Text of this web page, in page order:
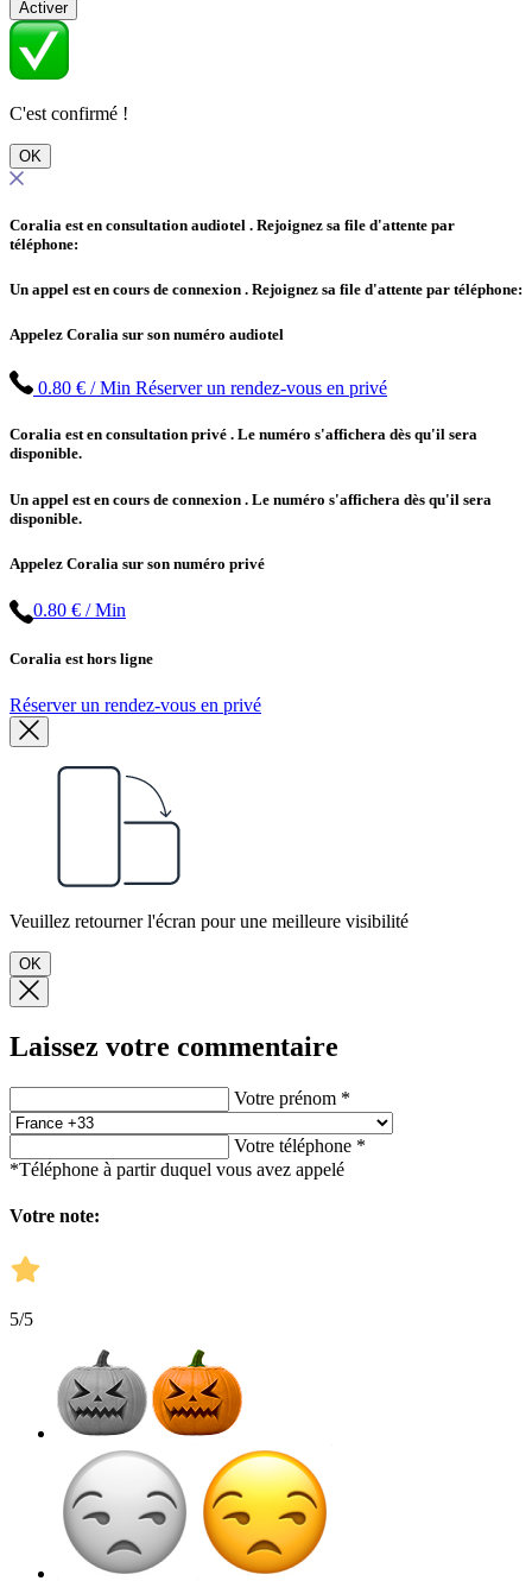
Activer
C'est confirmé !
OK
Coralia est en consultation audiotel . Rejoignez sa file d'attente par
téléphone:
Un appel est en cours de connexion . Rejoignez sa file d'attente par téléphone:
Appelez Coralia sur son numéro audiotel
0.80 € / Min Réserver un rendez-vous en privé
Coralia est en consultation privé . Le numéro s'affichera dès qu'il sera
disponible.
Un appel est en cours de connexion . Le numéro s'affichera dès qu'il sera
disponible.
Appelez Coralia sur son numéro privé
0.80 € / Min
Coralia est hors ligne
Réserver un rendez-vous en privé
Veuillez retourner l'écran pour une meilleure visibilité
OK
Laissez votre commentaire
Votre prénom *
Votre téléphone *
*Téléphone à partir duquel vous avez appelé
Votre note:
5/5